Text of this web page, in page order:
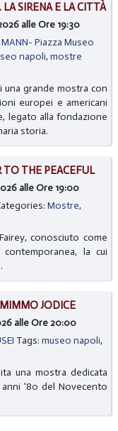
LA SIRENA E LA CITTÀ
alle Ore 19:30
Piazza Museo
napoli,mostre
una grande mostra con
europei e americani
legato alla fondazione
storia.
TO THE PEACEFUL
alle Ore 19:00
Mostre,
conosciuto come
la cui
JODICE
alle Ore 20:00
Tags:museo napoli,
una mostra dedicata
'80 del Novecento